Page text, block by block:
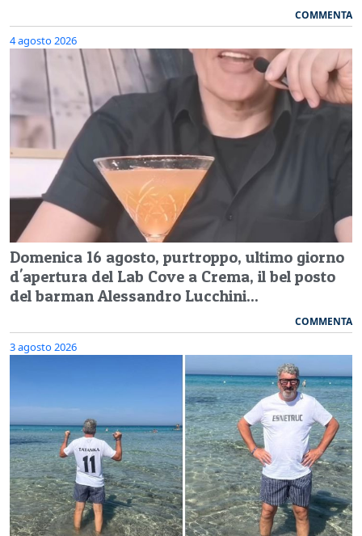
COMMENTA
4 agosto 2026
Domenica 16 agosto, purtroppo, ultimo giorno
d'apertura del Lab Cove a Crema, il bel posto
del barman Alessandro Lucchini...
COMMENTA
3 agosto 2026